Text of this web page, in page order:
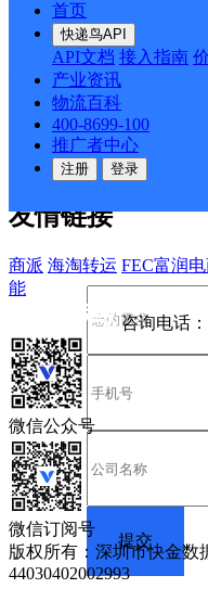
首页
快递鸟API
API文档 接入指南
产业资讯
物流百科
400-8699-100
推广者中心
注册 登录
API接口 DEMO下载
关于我们
公司介绍 企业动态
合作伙伴 快递鸟接口服
户隐私政策
友情链接
商派 海淘转运 FEC富润
能
咨询电话：
微信公众号
微信订阅号
版权所有：深圳市快金数
44030402002993